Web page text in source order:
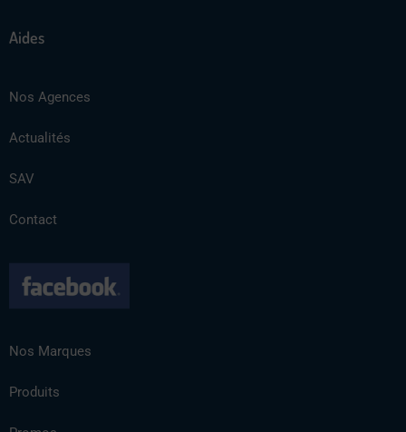
Aides
Nos Agences
Actualités
SAV
Contact
Nos Marques
Produits